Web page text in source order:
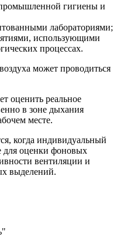
гигиены и
лабораториями;
использующими
процессах.
может проводиться
оценить реальное
в зоне дыхания
месте.
когда индивидуальный
для оценки фоновых
вентиляции и
выделений.